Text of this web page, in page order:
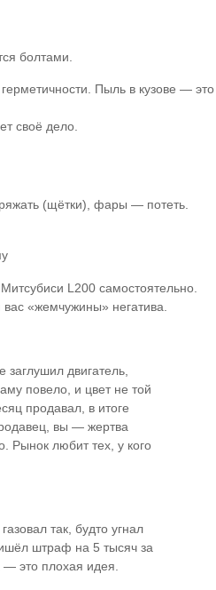
болтами.
Пыль в кузове — это
своё дело.
(щётки), фары — потеть.
L200 самостоятельно.
«жемчужины» негатива.
двигатель,
повело, и цвет не той
продавал, в итоге
вы — жертва
Рынок любит тех, у кого
так, будто угнал
штраф на 5 тысяч за
это плохая идея.